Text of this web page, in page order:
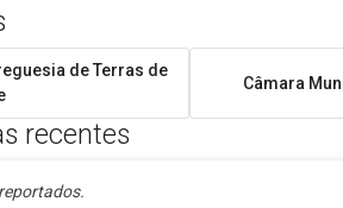
de Terras de
Câmara
recentes